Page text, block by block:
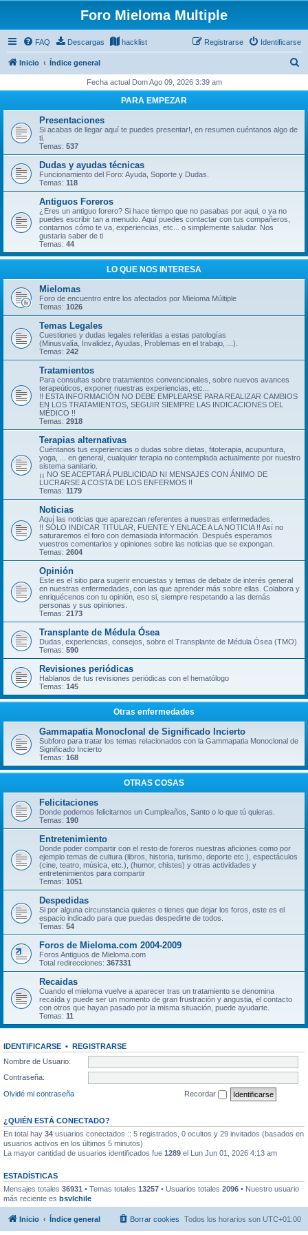
Foro Mieloma Multiple
FAQ Descargas hacklist Identificarse
Registrarse
Inicio Índice general
c
Fecha actual Dom Ago 09, 2026 3:39 am
PARA EMPEZAR
Presentaciones
Si acabas de llegar aquí te puedes presentar!, en resumen cuéntanos algo de
ti.
Temas: 537
Dudas y ayudas técnicas
Funcionamiento del Foro: Ayuda, Soporte y Dudas.
Temas: 118
Antiguos Foreros
¿Eres un antiguo forero? Si hace tiempo que no pasabas por aqui, o ya no
puedes escribir tan a menudo. Aquí puedes contactar con tus compañeros,
contarnos cómo te va, experiencias, etc... o simplemente saludar. Nos
gustaria saber de ti
Temas: 44
LO QUE NOS INTERESA
Mielomas
Foro de encuentro entre los afectados por Mieloma Múltiple
Temas: 1026
Temas Legales
Cuestiones y dudas legales referidas a estas patologías
(Minusvalía, Invalidez, Ayudas, Problemas en el trabajo, ...).
Temas: 242
Tratamientos
Para consultas sobre tratamientos convencionales, sobre nuevos avances
terapeúticos, exponer nuestras experiencias, etc...
!! ESTA INFORMACIÓN NO DEBE EMPLEARSE PARA REALIZAR CAMBIOS
EN LOS TRATAMIENTOS, SEGUIR SIEMPRE LAS INDICACIONES DEL
MÉDICO !!
Temas: 2918
Terapias alternativas
Cuéntanos tus experiencias o dudas sobre dietas, fitoterapia, acupuntura,
yoga, ... en general, cualquier terapia no contemplada actualmente por nuestro
sistema sanitario.
¡¡ NO SE ACEPTARÁ PUBLICIDAD NI MENSAJES CON ÁNIMO DE
LUCRARSE A COSTA DE LOS ENFERMOS !!
Temas: 1179
Noticias
Aquí las noticias que aparezcan referentes a nuestras enfermedades.
!! SÓLO INDICAR TITULAR, FUENTE Y ENLACE A LA NOTICIA !! Así no
saturaremos el foro con demasiada información. Después esperamos
vuestros comentarios y opiniones sobre las noticias que se expongan.
Temas: 2604
Opinión
Este es el sitio para sugerir encuestas y temas de debate de interés general
en nuestras enfermedades, con las que aprender más sobre ellas. Colabora y
enriquécenos con tu opinión, eso si, siempre respetando a las demás
personas y sus opiniones.
Temas: 2173
Transplante de Médula Ósea
Dudas, experiencias, consejos, sobre el Transplante de Médula Ósea (TMO)
Temas: 590
Revisiones periódicas
Hablanos de tus revisiones periódicas con el hematólogo
Temas: 145
Otras enfermedades
Gammapatia Monoclonal de Significado Incierto
Subforo para tratar los temas relacionados con la Gammapatia Monoclonal de
Significado Incierto
Temas: 168
OTRAS COSAS
Felicitaciones
Donde podemos felicitarnos un Cumpleaños, Santo o lo que tú quieras.
Temas: 190
Entretenimiento
Donde poder compartir con el resto de foreros nuestras aficiones como por
ejemplo temas de cultura (libros, historia, turismo, deporte etc.), espectáculos
(cine, teatro, música, etc.), (humor, chistes) y otras actividades y
entretenimientos para compartir
Temas: 1051
Despedidas
Si por alguna circunstancia quieres o tienes que dejar los foros, este es el
espacio indicado para que puedas despedirte de todos.
Temas: 54
Foros de Mieloma.com 2004-2009
Foros Antiguos de Mieloma.com
Total redirecciones: 367331
Recaidas
Cuando el mieloma vuelve a aparecer tras un tratamiento se denomina
recaída y puede ser un momento de gran frustración y angustia, el contacto
con otros que hayan pasado por la misma situación, puede ayudarte.
Temas: 11
IDENTIFICARSE • REGISTRARSE
Nombre de Usuario:
Contraseña:
Olvidé mi contraseña
Recordar
¿QUIÉN ESTÁ CONECTADO?
En total hay 34 usuarios conectados :: 5 registrados, 0 ocultos y 29 invitados (basados en
usuarios activos en los últimos 5 minutos)
La mayor cantidad de usuarios identificados fue 1289 el Lun Jun 01, 2026 4:13 am
ESTADÍSTICAS
Mensajes totales 36931 • Temas totales 13257 • Usuarios totales 2096 • Nuestro usuario
más reciente es bsvlchile
Inicio Índice general Todos los horarios son UTC+01:00
Borrar cookies